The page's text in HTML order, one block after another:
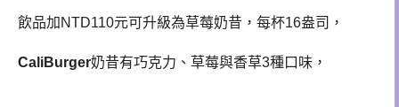
飲品加NTD110元可升級為草莓奶昔，每杯16盎司，
CaliBurger奶昔有巧克力、草莓與香草3種口味，